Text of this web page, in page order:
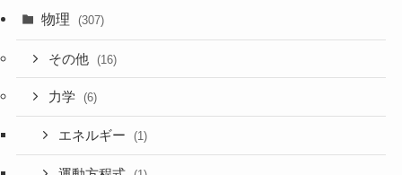
物理 (307)
その他 (16)
力学 (6)
エネルギー (1)